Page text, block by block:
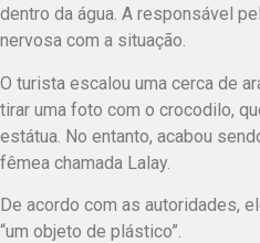
dentro da água. A responsável
nervosa com a situação.
O turista escalou uma cerca de
tirar uma foto com o crocodilo,
estátua. No entanto, acabou
fêmea chamada Lalay.
De acordo com as autoridades,
“um objeto de plástico”.